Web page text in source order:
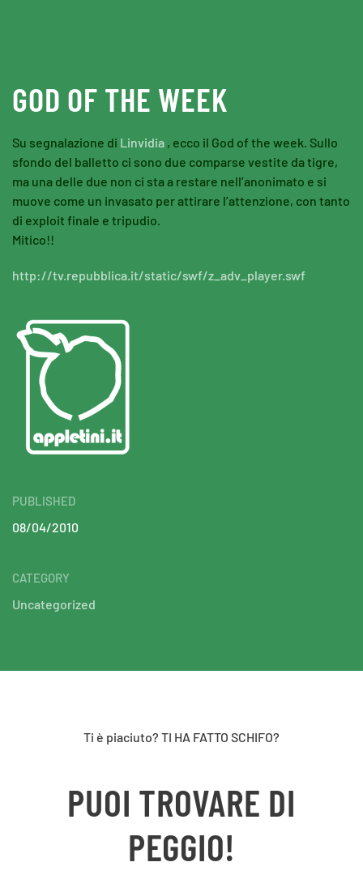
GOD OF THE WEEK
Su segnalazione di Linvidia , ecco il God of the week. Sullo
sfondo del balletto ci sono due comparse vestite da tigre,
ma una delle due non ci sta a restare nell’anonimato e si
muove come un invasato per attirare l’attenzione, con tanto
di exploit finale e tripudio.
Mitico!!
http://tv.repubblica.it/static/swf/z_adv_player.swf
PUBLISHED
08/04/2010
CATEGORY
Uncategorized
Ti è piaciuto? TI HA FATTO SCHIFO?
PUOI TROVARE DI
PEGGIO!